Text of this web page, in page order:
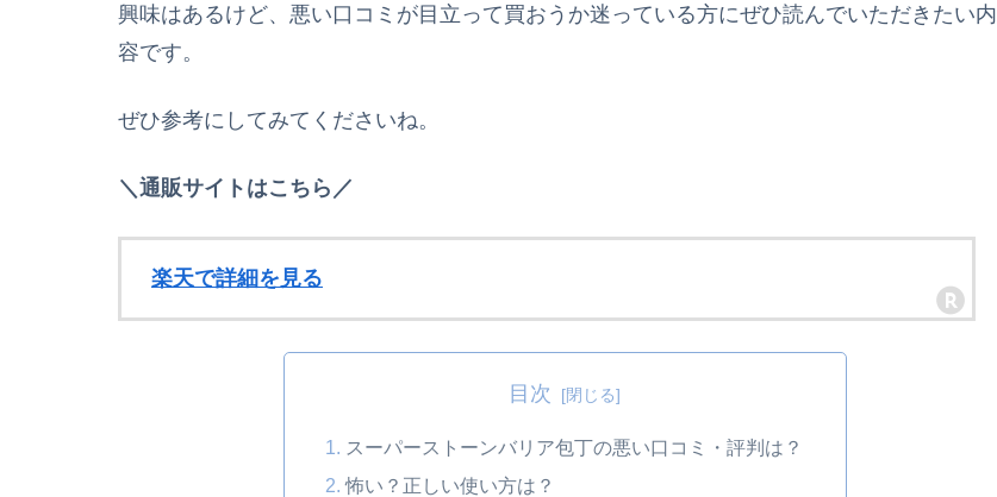
興味はあるけど、悪い口コミが目立って買おうか迷っている方にぜひ読んでいただきたい内
容です。
ぜひ参考にしてみてくださいね。
＼通販サイトはこちら／
楽天で詳細を見る
目次
スーパーストーンバリア包丁の悪い口コミ・評判は？
怖い？正しい使い方は？